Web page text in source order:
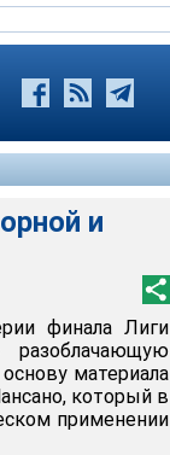
и
Евро и
финала Лиги
разоблачающую
материала
который в
применении